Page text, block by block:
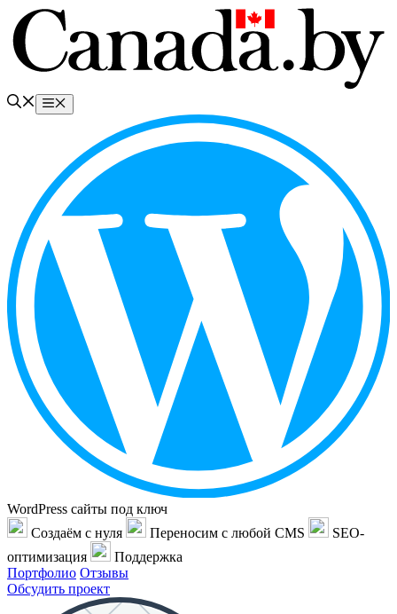
Перейти
содержимому
Меню
WordPress сайты под ключ
Создаём с нуля
Переносим с любой CMS
SEO-
оптимизация
Поддержка
Портфолио Отзывы
Обсудить проект